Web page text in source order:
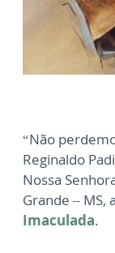
“Não
Reginaldo
Nossa
Grande – MS,
Imaculada.